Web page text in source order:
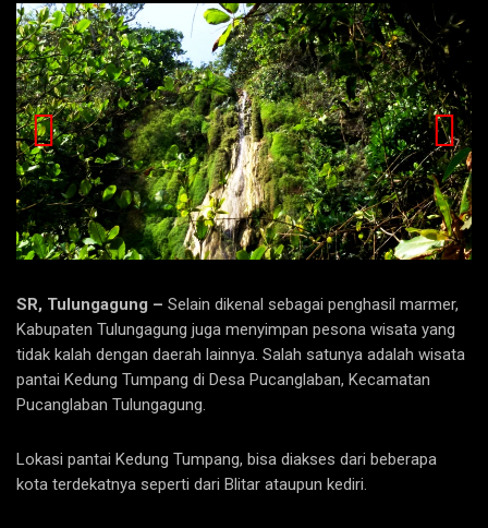
SR, Tulungagung – Selain dikenal sebagai penghasil marmer,
Kabupaten Tulungagung juga menyimpan pesona wisata yang
tidak kalah dengan daerah lainnya. Salah satunya adalah wisata
pantai Kedung Tumpang di Desa Pucanglaban, Kecamatan
Pucanglaban Tulungagung.
Lokasi pantai Kedung Tumpang, bisa diakses dari beberapa
kota terdekatnya seperti dari Blitar ataupun kediri.